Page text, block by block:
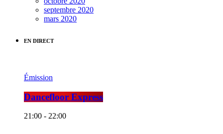
septembre 2020
mars 2020
EN DIRECT
Émission
Dancefloor Express
21:00 - 22:00